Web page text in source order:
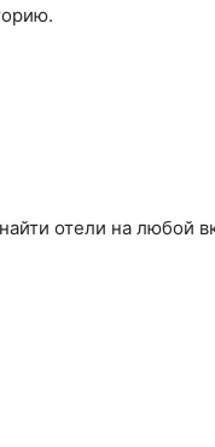
отели на любой